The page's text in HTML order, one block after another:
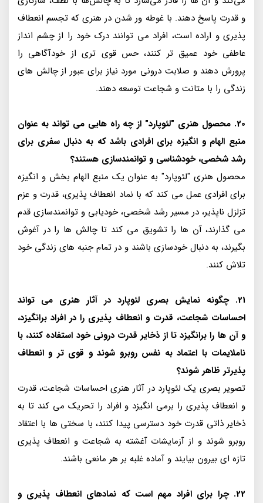
و قدرت پاسخ دهند. با غوطه ور شدن در هنری که تجسم انعطاف
پذیری و اراده است، افراد می توانند درک خود را از چشم انداز
عاطفی خود عمیق تر کنند، حس قوی تری از خودآگاهی را
پرورش دهند و صلابت درونی مورد نیاز برای عبور از چالش های
زندگی را با متانت و شجاعت توسعه دهند.
20. محصول هنری "لئوپارد" از چه راه هایی می تواند به عنوان
منبع الهام و انگیزه برای افرادی باشد که به دنبال سفری برای
رشد شخصی، خودشناسی و توانمندسازی هستند؟
محصول هنری "لئوپارد" به عنوان یک منبع الهام بخش و انگیزه
برای افرادی عمل می کند که با نماد انعطاف پذیری، قدرت و عزم
تزلزل ناپذیر، در مسیر رشد شخصی، خودیابی و توانمندسازی قدم
می گذارند، آن ها را تشویق می کند تا چالش ها را در آغوش
بگیرند، به دنبال خودسازی باشند و در تمام جنبه های زندگی خود
تلاش کنند.
21. چگونه نمایش بصری لئوپارد در آثار هنری می تواند
احساسات شجاعت، قدرت و انعطاف پذیری را در افراد برانگیزد،
و آن ها را برانگیزد تا از ذخایر قدرت درونی خود استفاده کنند، با
ناملایمات با اعتماد به نفس روبرو شوند و قوی تر و انعطاف
پذیرتر ظاهر شوند؟
تصویر بصری یک لئوپارد در آثار هنری احساسات شجاعت، قدرت
و انعطاف پذیری را برمی انگیزد و افراد را تحریک می کند تا به
ذخایر ذاتی قدرت خود دسترسی پیدا کنند، با سختی ها با اعتقاد
روبرو شوند و از آزمایشات آغشته به شجاعت و انعطاف پذیری
تازه ای بیرون بیایند و آماده غلبه بر هر مانعی باشند.
22. چرا برای افراد مهم است که نمادهای انعطاف پذیری و